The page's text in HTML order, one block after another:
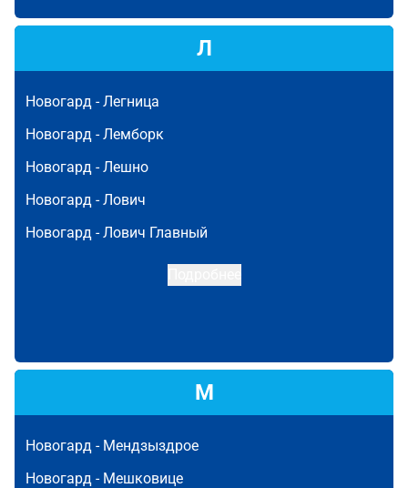
Л
Новогард -Легница
Новогард -Лемборк
Новогард -Лешно
Новогард -Лович
Новогард -Лович Главный
М
Новогард - Мендзыздрое
Новогард - Мешковице